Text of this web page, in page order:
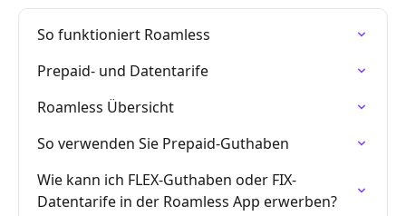
So funktioniert Roamless
Prepaid- und Datentarife
Roamless Übersicht
So verwenden Sie Prepaid-Guthaben
Wie kann ich FLEX-Guthaben oder FIX-
Datentarife in der Roamless App erwerben?